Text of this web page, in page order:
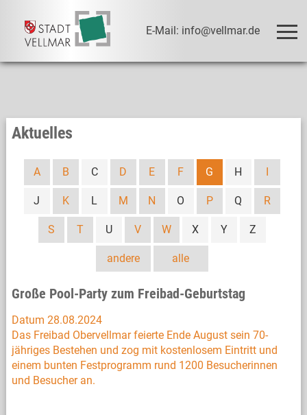
E-Mail: info@vellmar.de
Aktuelles
alle
A B C D E F G H I
J K L M N O P Q R
S T U V W X Y Z
andere
Große Pool-Party zum Freibad-Geburtstag
Datum 28.08.2024
Das Freibad Obervellmar feierte Ende August sein 70-
jähriges Bestehen und zog mit kostenlosem Eintritt und
einem bunten Festprogramm rund 1200 Besucherinnen
und Besucher an.